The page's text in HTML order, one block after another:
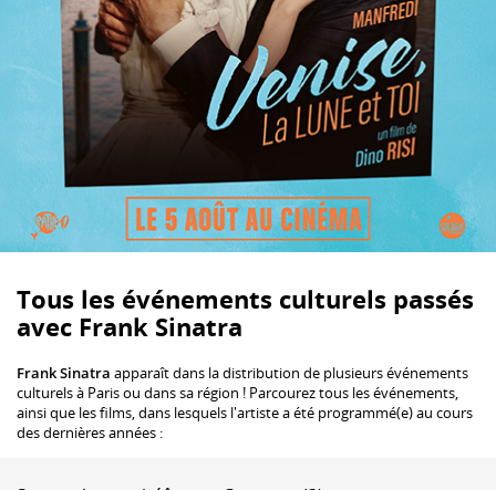
Tous les événements culturels passés
avec Frank Sinatra
Frank Sinatra apparaît dans la distribution de plusieurs événements
culturels à Paris ou dans sa région ! Parcourez tous les événements,
ainsi que les films, dans lesquels l'artiste a été programmé(e) au cours
des dernières années :